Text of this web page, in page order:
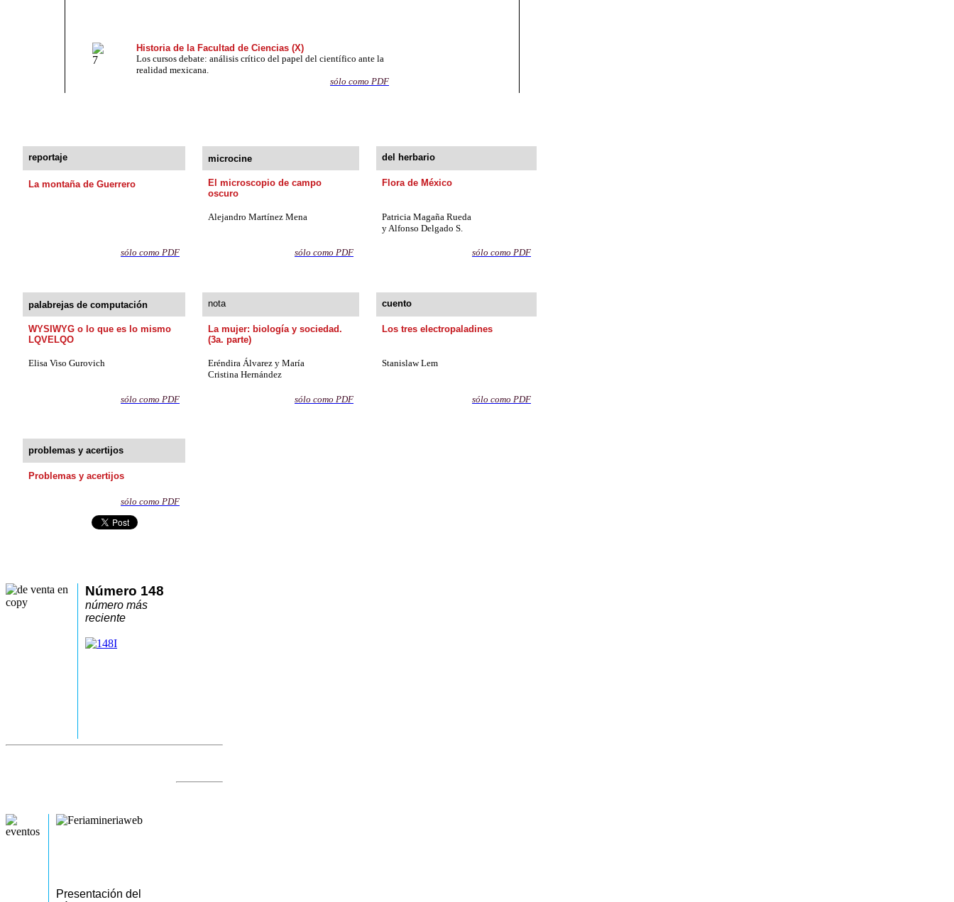
Historia de la Facultad de Ciencias (X)
Los cursos debate: análisis crítico del papel del científico ante la
realidad mexicana.
sólo como PDF
reportaje microcine del herbario
La montaña de Guerrero
El microscopio de campo
oscuro
Flora de México
Alejandro Martínez Mena
Patricia Magaña Rueda
y Alfonso Delgado S.
sólo como PDF sólo como PDF sólo como PDF
palabrejas de computación nota cuento
WYSIWYG o lo que es lo mismo
LQVELQO
La mujer: biología y sociedad.
(3a. parte)
Los tres electropaladines
Elisa Viso Gurovich
Eréndira Álvarez y María
Cristina Hernández
StanislawLem
sólo como PDF sólo como PDF sólo como PDF
problemas y acertijos
Problemas y acertijos
sólo como PDF
Número 148
número más
reciente
Presentación del